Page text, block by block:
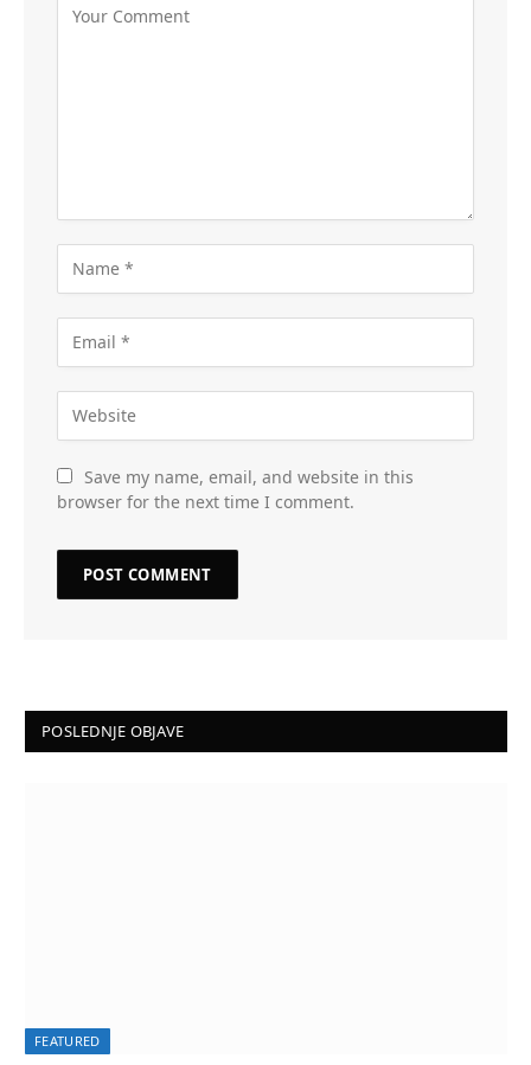
Save my name, email, and website in this
browser for the next time I comment.
POSLEDNJE OBJAVE
FEATURED